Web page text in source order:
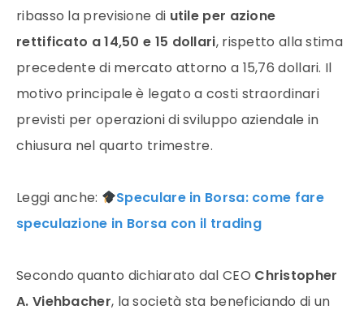
ribasso la previsione di utile per azione
rettificato a 14,50 e 15 dollari, rispetto alla stima
precedente di mercato attorno a 15,76 dollari. Il
motivo principale è legato a costi straordinari
previsti per operazioni di sviluppo aziendale in
chiusura nel quarto trimestre.
Leggi anche:
Speculare in Borsa: come fare
speculazione in Borsa con il trading
Secondo quanto dichiarato dal CEO Christopher
A. Viehbacher, la società sta beneficiando di un